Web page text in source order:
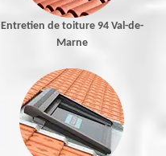
Entretien de toiture 94 Val-de-
Marne